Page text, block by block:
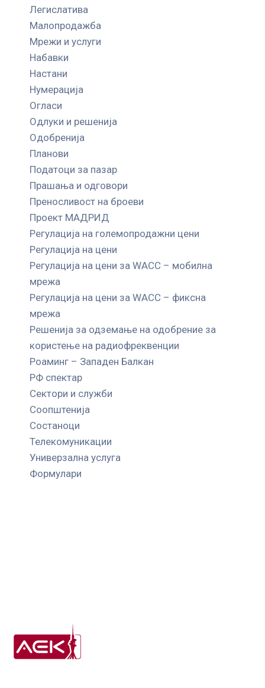
Легислатива
Малопродажба
Мрежи и услуги
Набавки
Настани
Нумерација
Огласи
Одлуки и решенија
Одобренија
Планови
Податоци за пазар
Прашања и одговори
Преносливост на броеви
Проект МАДРИД
Регулација на големопродажни цени
Регулација на цени
Регулација на цени за WACC – мобилна
мрежа
Регулација на цени за WACC – фиксна
мрежа
Решенија за одземање на одобрение за
користење на радиофреквенции
Роаминг – Западен Балкан
РФ спектар
Сектори и служби
Соопштенија
Состаноци
Телекомуникации
Универзална услуга
Формулари